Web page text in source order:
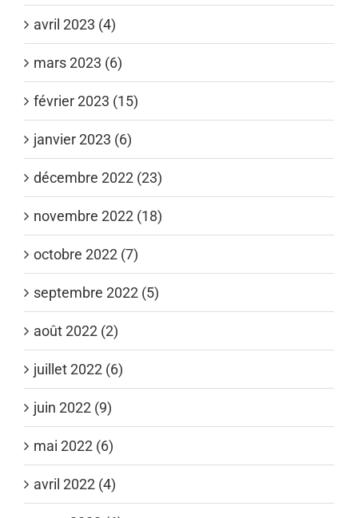
avril 2023 (4)
mars 2023 (6)
février 2023 (15)
janvier 2023 (6)
décembre 2022 (23)
novembre 2022 (18)
octobre 2022 (7)
septembre 2022 (5)
août 2022 (2)
juillet 2022 (6)
juin 2022 (9)
mai 2022 (6)
avril 2022 (4)